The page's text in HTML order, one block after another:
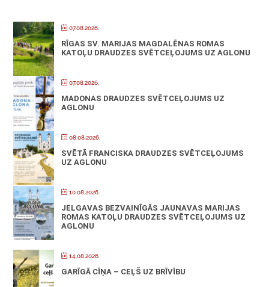
07.08.2026.
RĪGAS SV. MARIJAS MAGDALĒNAS ROMAS
KATOĻU DRAUDZES SVĒTCEĻOJUMS UZ AGLONU
07.08.2026.
MADONAS DRAUDZES SVĒTCEĻOJUMS UZ
AGLONU
08.08.2026.
SVĒTĀ FRANCISKA DRAUDZES SVĒTCEĻOJUMS
UZ AGLONU
10.08.2026.
JELGAVAS BEZVAINĪGĀS JAUNAVAS MARIJAS
ROMAS KATOĻU DRAUDZES SVĒTCEĻOJUMS UZ
AGLONU
14.08.2026.
GARĪGĀ CĪŅA – CEĻŠ UZ BRĪVĪBU